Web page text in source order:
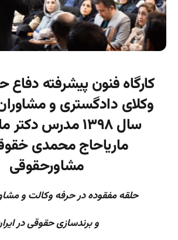
کارگاه فنون پیشرفته دفاع
وکلای دادگستری و
سال ۱۳۹۸ مدرس
ماریاحاج محمدی
مشاورحقوقی
حلقه مفقوده در حرفه وکالت و
و برندسازی حقوقی در